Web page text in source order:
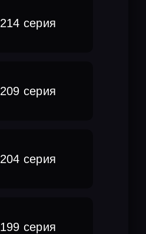
214 серия
209 серия
204 серия
199 серия